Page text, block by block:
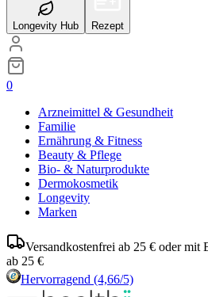
Longevity Hub Rezept
0
Arzneimittel & Gesundheit
Familie
Ernährung & Fitness
Beauty & Pflege
Bio- & Naturprodukte
Dermokosmetik
Longevity
Marken
Versandkostenfrei ab 25 € oder mit
ab 25 €
Hervorragend (4,66/5)